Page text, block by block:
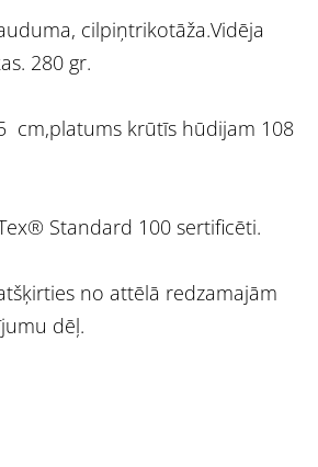
cilpiņtrikotāža.Vidēja
280 gr.
cm,platums krūtīs hūdijam 108
Standard 100 sertificēti.
no attēlā redzamajām
dēļ.